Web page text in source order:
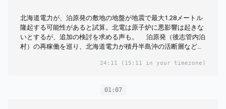
北海道電力が、泊原発の敷地の地盤が地震で最大1.28メートル
隆起する可能性があると試算。北電は原子炉に悪影響は起きな
いとするが、追加の検討を求める声も。 泊原発（後志管内泊
村）の再稼働を巡り、北海道電力が積丹半島沖の活断層など…
24:11 (15:11 in your timezone)
01:07